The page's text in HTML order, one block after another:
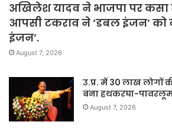
अखिलेश यादव ने भाजपा पर
आपसी टकराव ने ‘डबल इंजन’ को
इंजन’.
August 7, 2026
उ.प्र. में 30 लाख लोगों
बना हथकरघा-
August 7, 2026